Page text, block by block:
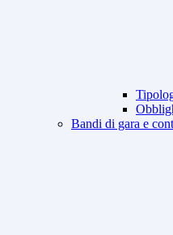
Bandi di gara e